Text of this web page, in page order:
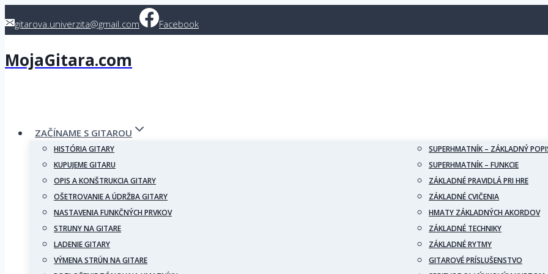
togitarova.univerzita@gmail.com Facebook
MojaGitara.com
ZAČÍNAME S GITAROU
HISTÓRIA GITARY
KUPUJEME GITARU
OPIS A KONŠTRUKCIA GITARY
OŠETROVANIE A ÚDRŽBA GITARY
NASTAVENIA FUNKČNÝCH PRVKOV
STRUNY NA GITARE
LADENIE GITARY
VÝMENA STRÚN NA GITARE
SUPERHMATNÍK – ZÁKLADNÝ
SUPERHMATNÍK – FUNKCIE
ZÁKLADNÉ PRAVIDLÁ PRI HRE
ZÁKLADNÉ CVIČENIA
HMATY ZÁKLADNÝCH AKORDOV
ZÁKLADNÉ TECHNIKY
ZÁKLADNÉ RYTMY
GITAROVÉ PRÍSLUŠENSTVO